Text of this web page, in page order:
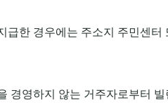
급한 경우에는 주소지 주민센
경영하지 않는 거주자로부터